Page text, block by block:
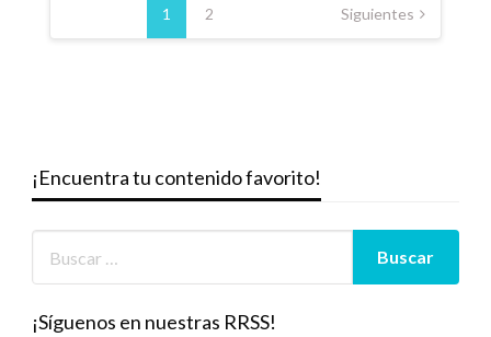
entradas
1 2 Siguientes
¡Encuentra tu contenido favorito!
¡Síguenos en nuestras RRSS!